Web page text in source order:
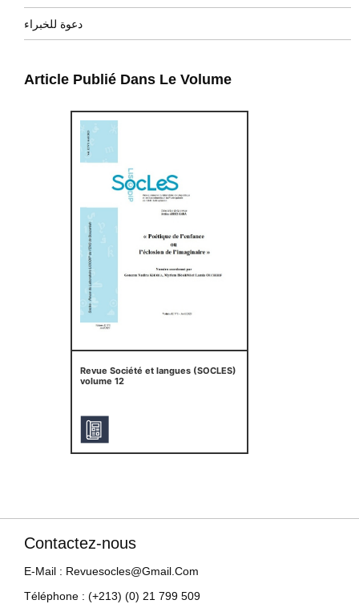
دعوة للخبراء
Article Publié Dans Le Volume
Revue Société et langues (SOCLES)
volume 12
Contactez-nous
E-Mail : Revuesocles@gmail.com
Téléphone : (+213) (0) 21 799 509